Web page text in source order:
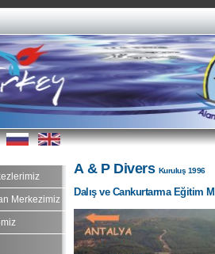
...
Merkezimiz
A &P Divers Kuruluş 1996
Dal ış ve Cankurtarma Eğitim